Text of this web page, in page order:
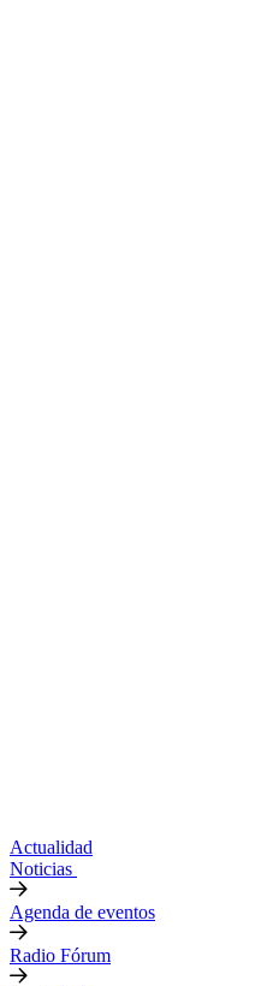
Actualidad
Noticias
Agenda de eventos
Radio Fórum